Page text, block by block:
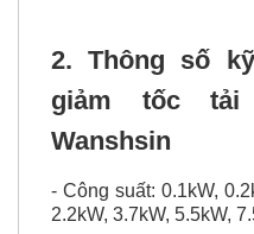
2. Thông số
giảm tốc tải
- Công suất: 0.1kW,